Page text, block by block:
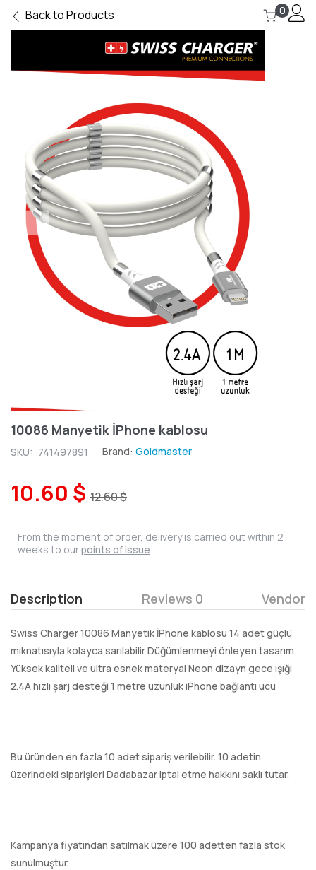
Back to Products 0
10086 Manyetik İPhone kablosu
SKU: 741497891 Brand: Goldmaster
10.60 $ 12.60 $
From the moment of order, delivery is carried out within 2
weeks to ourpoints of issue.
Description Reviews 0 Vendor
Swiss Charger 10086 Manyetik İPhone kablosu 14 adet güçlü
mıknatısıyla kolayca sarılabilir Düğümlenmeyi önleyen tasarım
Yüksek kaliteli ve ultra esnek materyal Neon dizayn gece ışığı
2.4A hızlı şarj desteği 1 metre uzunluk iPhone bağlantı ucu
Bu üründen en fazla 10 adet sipariş verilebilir. 10 adetin
üzerindeki siparişleri Dadabazar iptal etme hakkını saklı tutar.
Kampanya fiyatından satılmak üzere 100 adetten fazla stok
sunulmuştur.